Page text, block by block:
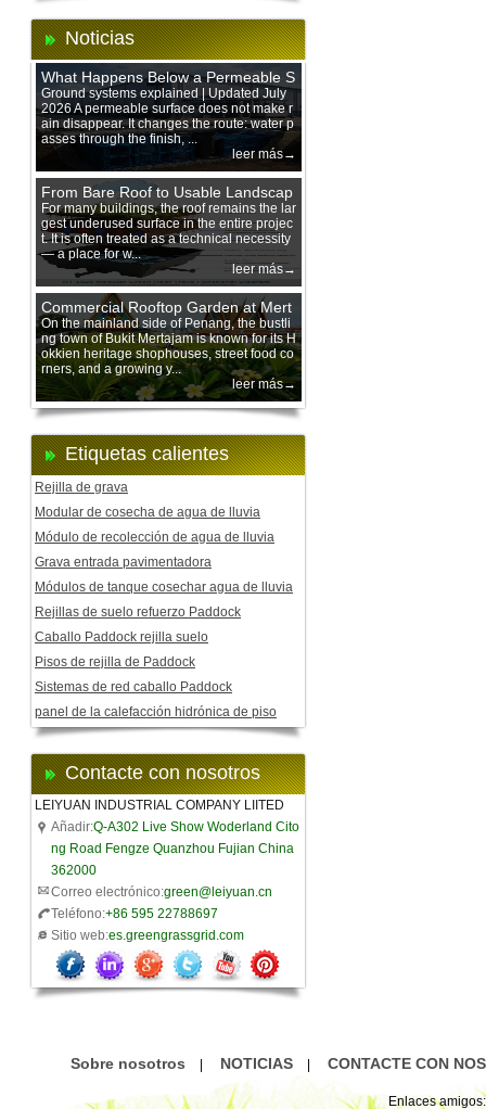
Noticias
What Happens Below a Permeable S
urface During Heavy Rain?
Ground systems explained | Updated July
2026 A permeable surface does not make r
ain disappear. It changes the route: water p
asses through the finish, ...
leer más→
From Bare Roof to Usable Landscap
e: Designing with 200 mm Green Ro
of Trays
For many buildings, the roof remains the lar
gest underused surface in the entire projec
t. It is often treated as a technical necessity
— a place for w...
leer más→
Commercial Rooftop Garden at Mert
ajam Urban Mall, Penang Mainland
On the mainland side of Penang, the bustli
ng town of Bukit Mertajam is known for its H
okkien heritage shophouses, street food co
rners, and a growing y...
leer más→
Etiquetas calientes
Rejilla de grava
Modular de cosecha de agua de lluvia
Módulo de recolección de agua de lluvia
Grava entrada pavimentadora
Módulos de tanque cosechar agua de lluvia
Rejillas de suelo refuerzo Paddock
Caballo Paddock rejilla suelo
Pisos de rejilla de Paddock
Sistemas de red caballo Paddock
panel de la calefacción hidrónica de piso
Contacte con nosotros
LEIYUAN INDUSTRIAL COMPANY LIITED
Añadir:Q-A302 Live Show Woderland Cito
ng Road Fengze Quanzhou Fujian China
362000
Correo electrónico:green@leiyuan.cn
Teléfono:+86 595 22788697
Sitio web:es.greengrassgrid.com
Sobre nosotros NOTICIAS CONTACTE CON
Enlaces amigos: